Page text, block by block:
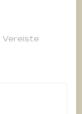
Vereiste